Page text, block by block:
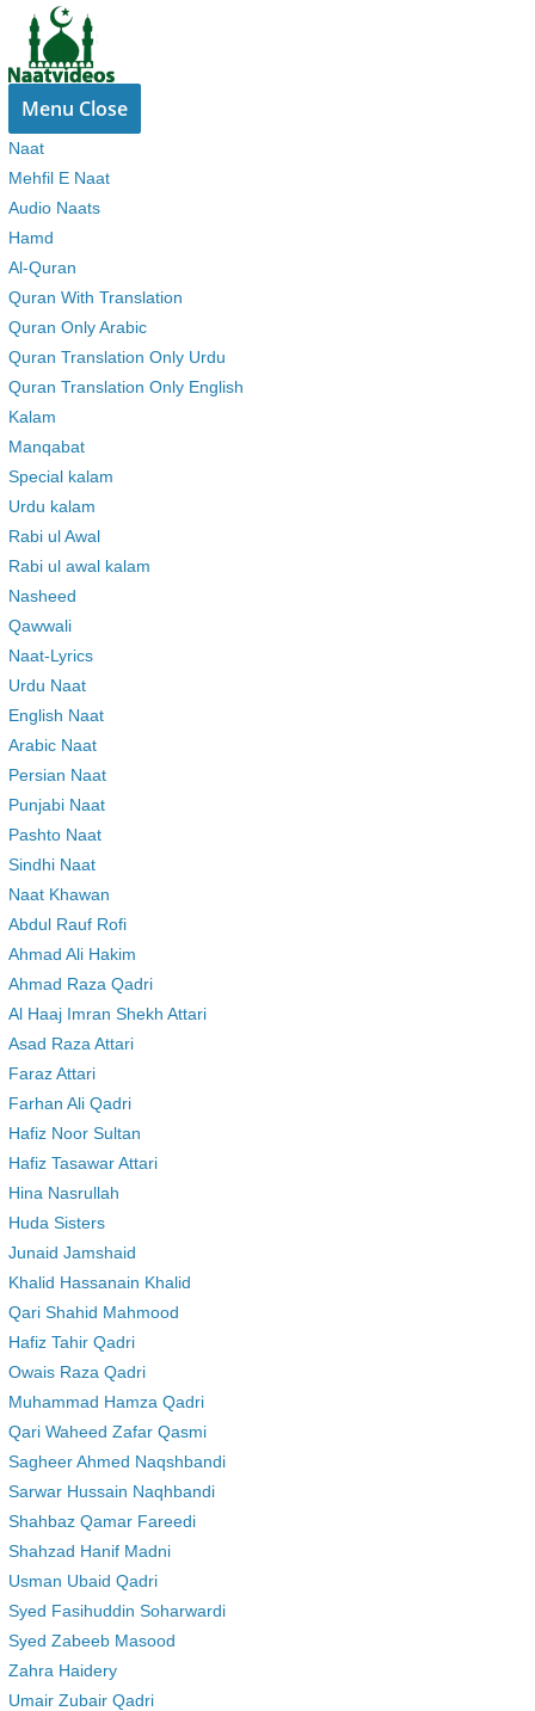
Skip
content
Menu Close
Naat
Mehfil E Naat
Audio Naats
Hamd
Al-Quran
Quran With Translation
Quran Only Arabic
Quran Translation Only Urdu
Quran Translation Only English
Kalam
Manqabat
Special kalam
Urdu kalam
Rabi ul Awal
Rabi ul awal kalam
Nasheed
Qawwali
Naat-Lyrics
Urdu Naat
English Naat
Arabic Naat
Persian Naat
Punjabi Naat
Pashto Naat
Sindhi Naat
Naat Khawan
Abdul Rauf Rofi
Ahmad Ali Hakim
Ahmad Raza Qadri
Al Haaj Imran Shekh Attari
Asad Raza Attari
Faraz Attari
Farhan Ali Qadri
Hafiz Noor Sultan
Hafiz Tasawar Attari
Hina Nasrullah
Huda Sisters
Junaid Jamshaid
Khalid Hassanain Khalid
Qari Shahid Mahmood
Hafiz Tahir Qadri
Owais Raza Qadri
Muhammad Hamza Qadri
Qari Waheed Zafar Qasmi
Sagheer Ahmed Naqshbandi
Sarwar Hussain Naqhbandi
Shahbaz Qamar Fareedi
Shahzad Hanif Madni
Usman Ubaid Qadri
Syed Fasihuddin Soharwardi
Syed Zabeeb Masood
Zahra Haidery
Umair Zubair Qadri